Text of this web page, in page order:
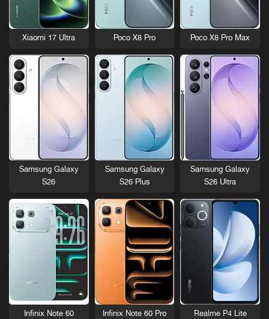
Poco X8 Pro Max
Poco X8 Pro
Xiaomi 17 Ultra
Samsung Galaxy
S26 Ultra
Samsung Galaxy
S26 Plus
Samsung Galaxy
S26
Realme P4 Lite
Infinix Note 60 Pro
Infinix Note 60